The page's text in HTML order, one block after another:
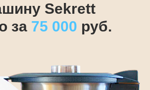
Sekrett
за 75 000 руб.